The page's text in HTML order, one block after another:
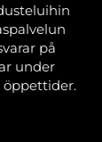
på
under